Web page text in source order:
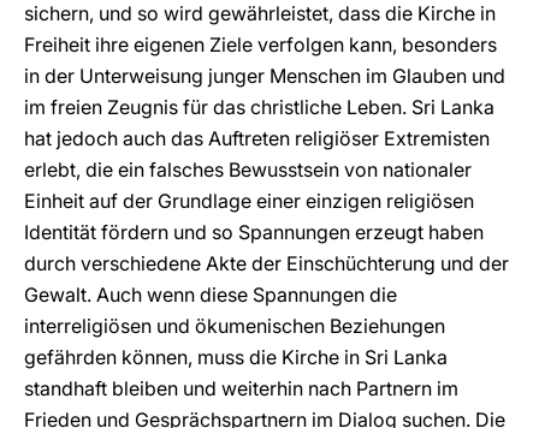
sichern, und so wird gewährleistet, dass die Kirche in
Freiheit ihre eigenen Ziele verfolgen kann, besonders
in der Unterweisung junger Menschen im Glauben und
im freien Zeugnis für das christliche Leben. Sri Lanka
hat jedoch auch das Auftreten religiöser Extremisten
erlebt, die ein falsches Bewusstsein von nationaler
Einheit auf der Grundlage einer einzigen religiösen
Identität fördern und so Spannungen erzeugt haben
durch verschiedene Akte der Einschüchterung und der
Gewalt. Auch wenn diese Spannungen die
interreligiösen und ökumenischen Beziehungen
gefährden können, muss die Kirche in Sri Lanka
standhaft bleiben und weiterhin nach Partnern im
Frieden und Gesprächspartnern im Dialog suchen. Die